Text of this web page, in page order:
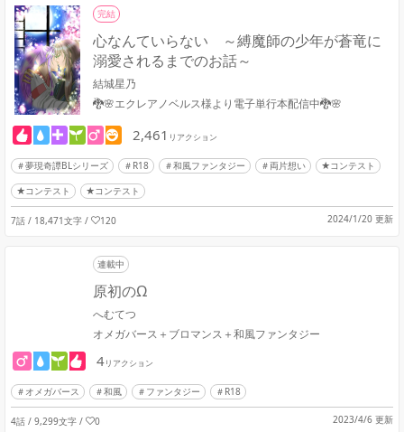
完結
心なんていらない ～縛魔師の少年が蒼竜に
溺愛されるまでのお話～
結城星乃
🐉🌸エクレアノベルス様より電子単行本配信中🐉🌸
2,461 リアクション
夢現奇譚BLシリーズ R18 和風ファンタジー 両片想い
★コンテスト
★コンテスト
★コンテスト
7話 / 18,471文字 / 120 2024/1/20 更新
連載中
原初のΩ
へむてつ
オメガバース＋ブロマンス＋和風ファンタジー
4リアクション
オメガバース 和風 ファンタジー R18
4話 / 9,299文字 / 0 2023/4/6 更新